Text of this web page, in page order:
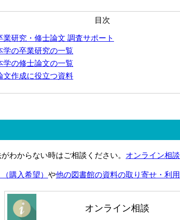
目次
業研究・修士論文 調査サポート
学の卒業研究の一覧
学の修士論文の一覧
文作成に役立つ資料
わからない時はご相談ください。 オンライン相談
購入希望） や他の図書館の資料の取り寄せ・利用
オンライン相談